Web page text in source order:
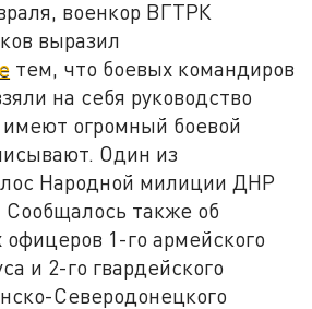
военкор ВГТРК
выразил
тем, что боевых командиров
на себя руководство
огромный боевой
Один из
Народной милиции ДНР
Сообщалось также об
офицеров 1-го армейского
и 2-го гвардейского
Северодонецкого